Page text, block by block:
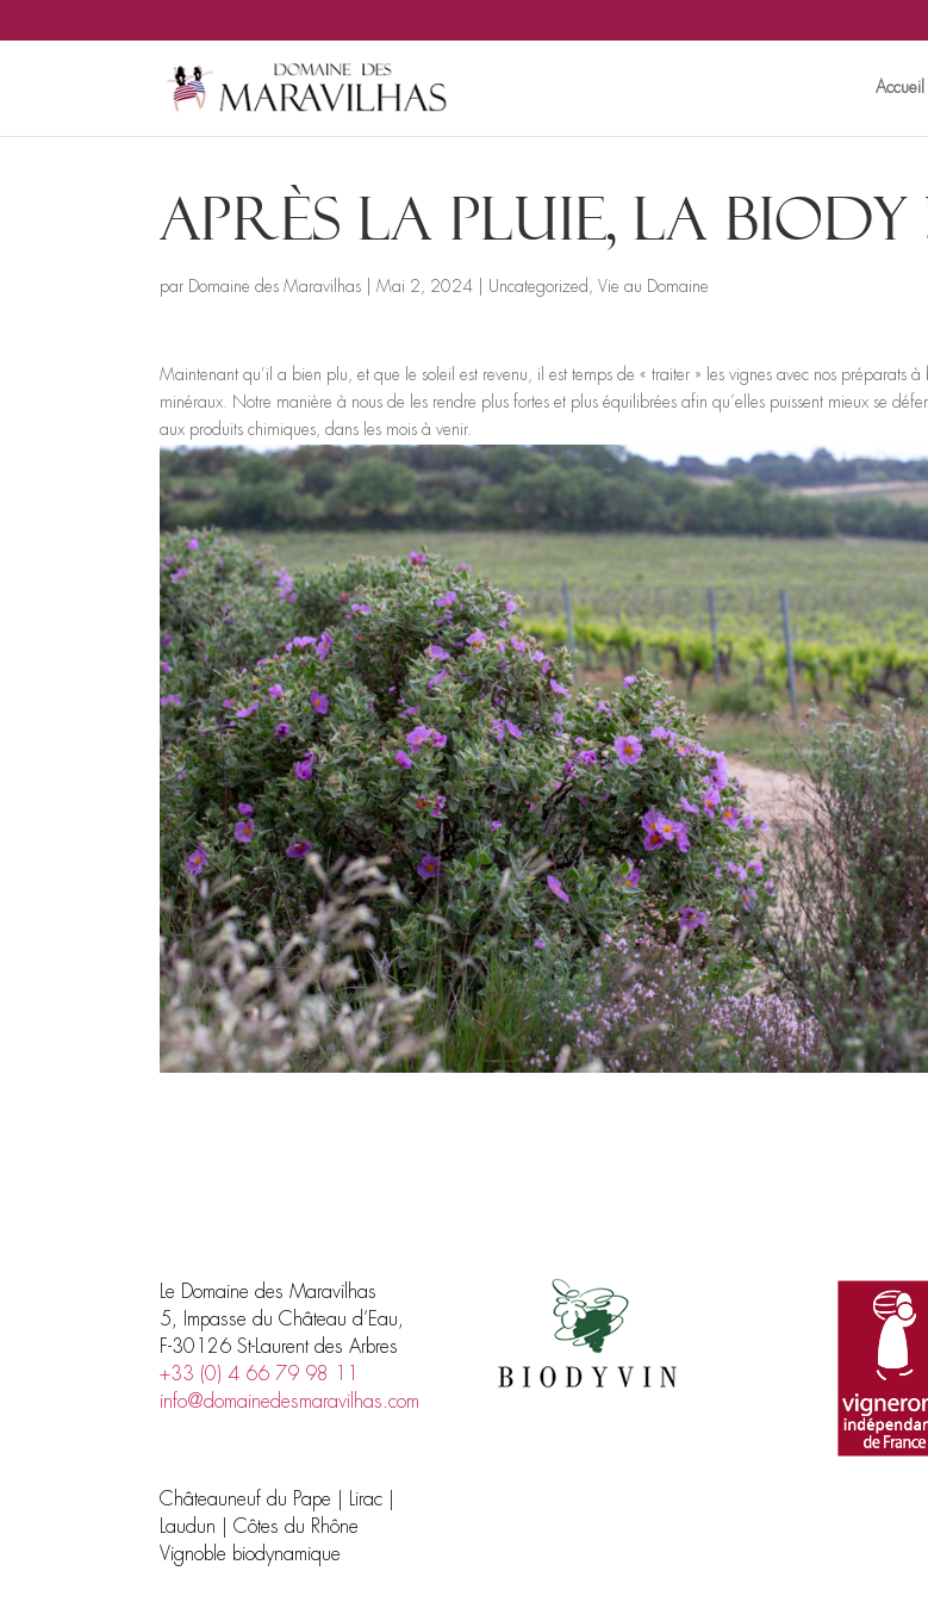
Accueil
Après la pluie, la biody
par Domaine des Maravilhas |Mai 2, 2024 Uncategorized ,Vie au Domaine
Maintenant qu’il a bien plu, et que le soleil est revenu, il est temps de « traiter » les vignes avec nos préparats
minéraux. Notre manière à nous de les rendre plus fortes et plus équilibrées afin qu’elles puissent mieux se
aux produits chimiques, dans les mois à venir.
Le Domaine des Maravilhas
5, Impasse du Château d’Eau,
F-30126 St-Laurent des Arbres
+33 (0) 4 66 79 98 11
info@domainedesmaravilhas.com
Châteauneuf du Pape | Lirac |
Laudun | Côtes du Rhône
Vignoble biodynamique